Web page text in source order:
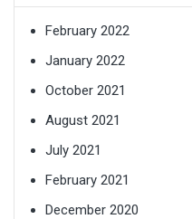
February 2022
January 2022
October 2021
August 2021
July 2021
February 2021
December 2020